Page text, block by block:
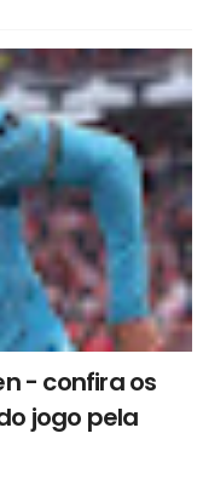
- confira os
jogo pela